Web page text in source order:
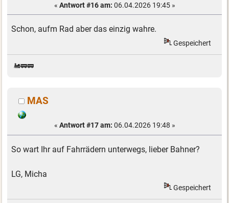
« Antwort #16 am: 06.04.2026 19:45 »
Schon, aufm Rad aber das einzig wahre.
Gespeichert
🚂🚃🚃
MAS
« Antwort #17 am: 06.04.2026 19:48 »
So wart Ihr auf Fahrrädern unterwegs, lieber Bahner?
LG, Micha
Gespeichert